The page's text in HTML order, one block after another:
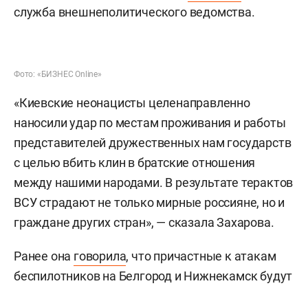
служба внешнеполитического ведомства.
Фото: «БИЗНЕС Online»
«Киевские неонацисты целенаправленно
наносили удар по местам проживания и работы
представителей дружественных нам государств
с целью вбить клин в братские отношения
между нашими народами. В результате терактов
ВСУ страдают не только мирные россияне, но и
граждане других стран», — сказала Захарова.
Ранее она говорила, что причастные к атакам
беспилотников на Белгород и Нижнекамск будут